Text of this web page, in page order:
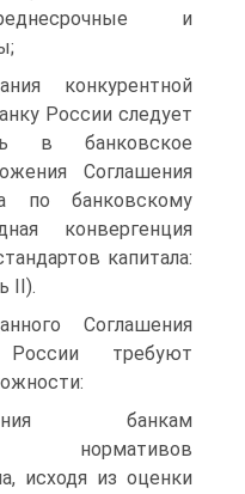
и
конкурентной
России следует
в банковское
Соглашения
по банковскому
конвергенция
капитала:
II).
Соглашения
требуют
банкам
нормативов
исходя из оценки